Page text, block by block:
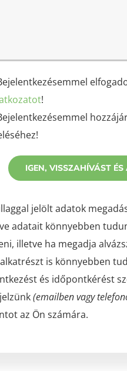
!
jelölt adatok
adatait könnyebben
illetve ha megadja
is könnyebben
és időpontkérést
(emailben vagy
az Ön számára.